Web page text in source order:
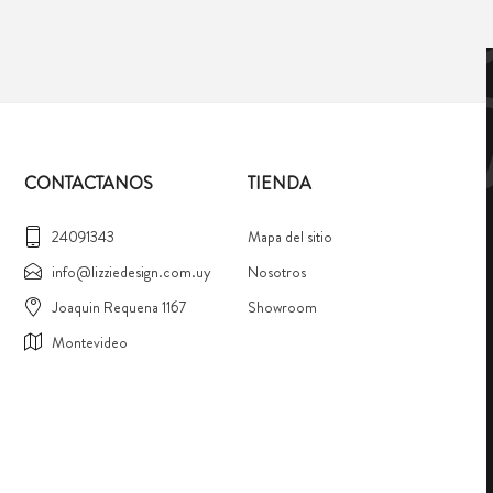
CONTACTANOS
24091343
info@lizziedesign.com.uy
Joaquin Requena 1167
Montevideo
TIENDA
Mapa del sitio
Nosotros
Showroom